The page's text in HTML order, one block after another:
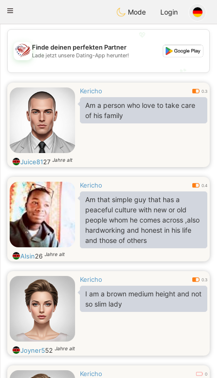
Dating
Toggle
Mode Login
💖
Finde deinen perfekten Partner
Lade jetzt unsere Dating-App herunter!
Kericho 0.3
Am a person who love to take care
of his family
Juice8127 Jahre alt
Kericho 0.4
Am that simple guy that has a
peaceful culture with new or old
people whom he comes across ,also
hardworking and honest in his life
and those of others
Alsin26 Jahre alt
Kericho 0.3
I am a brown medium height and not
so slim lady
Joyner552 Jahre alt
Kericho 0